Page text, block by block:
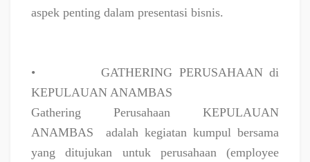
aspek penting dalam presentasi bisnis.
•
GATHERING PERUSAHAAN di
KEPULAUAN ANAMBAS
Gathering Perusahaan KEPULAUAN
ANAMBAS
adalah kegiatan kumpul bersama
yang ditujukan untuk perusahaan (employee